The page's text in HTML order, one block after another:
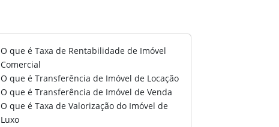
O que é Taxa de Rentabilidade de Imóvel
Comercial
O que é Transferência de Imóvel de Locação
O que é Transferência de Imóvel de Venda
O que é Taxa de Valorização do Imóvel de
Luxo